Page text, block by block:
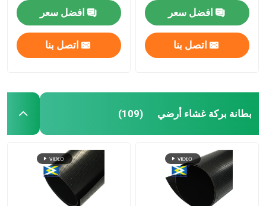
افضل سعر
اتصل بنا
افضل سعر
اتصل بنا
بطانة بركة غشاء أرضي (109)